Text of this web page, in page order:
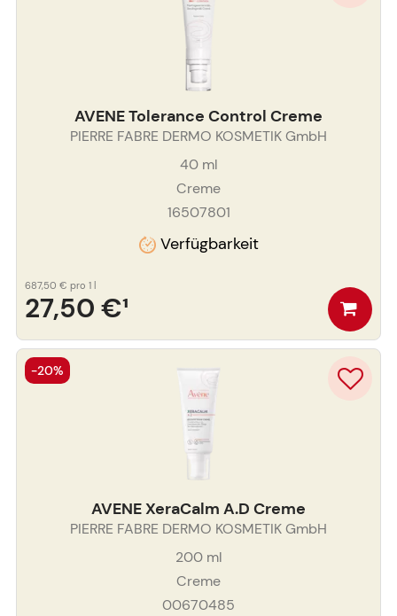
AVENE Tolerance Control Creme
PIERRE FABRE DERMO KOSMETIK GmbH
40ml
Creme
16507801
Verfügbarkeit
27,50 €¹
687,50 € pro 1 l
AVENE XeraCalm A.D Creme
PIERRE FABRE DERMO KOSMETIK GmbH
200ml
Creme
00670485
-20%